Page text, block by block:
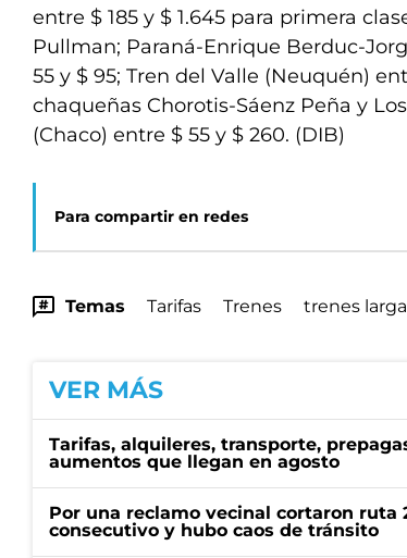
entre $ 185 y $ 1.645 para primera
Pullman; Paraná-Enrique Berduc-
55 y $ 95; Tren del Valle (Neuquén)
chaqueñas Chorotis-Sáenz Peña y
(Chaco) entre $ 55 y $ 260. (DIB)
Para compartir en redes
Temas Tarifas Trenes trenes
VER MÁS
Tarifas, alquileres, transporte,
aumentos que llegan en agosto
Por una reclamo vecinal cortaron ruta
consecutivo y hubo caos de tránsito